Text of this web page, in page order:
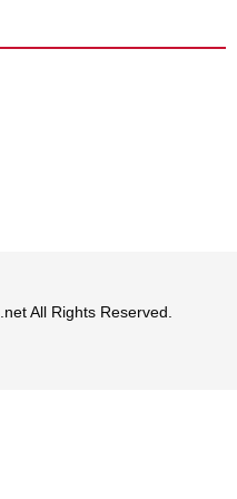
All Rights Reserved.